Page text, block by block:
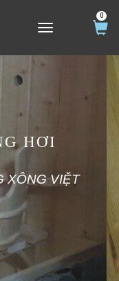
TOGGLE NAVIGATION
0
HƠI
XÔNG VIỆT